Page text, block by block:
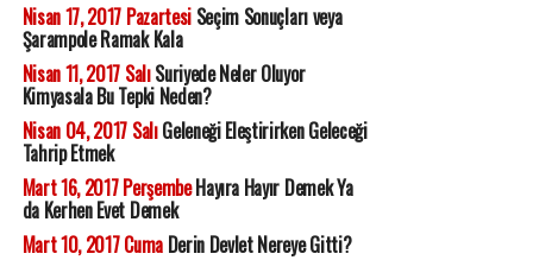
Nisan 17, 2017 PazartesiSeçim Sonuçları veya
Şarampole Ramak Kala
Nisan 11, 2017 SalıSuriyede Neler Oluyor
Kimyasala Bu Tepki Neden?
Nisan 04, 2017 SalıGeleneği Eleştirirken Geleceği
Tahrip Etmek
Mart 16, 2017 PerşembeHayıra Hayır Demek Ya
da Kerhen Evet Demek
Mart 10, 2017 CumaDerin Devlet Nereye Gitti?